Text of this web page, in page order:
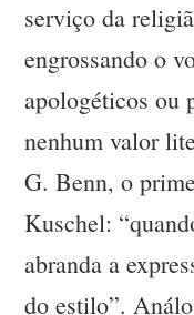
serviço da
engrossando o
apologéticos ou
nenhum valor
G. Benn, o
Kuschel:
abranda a
do estilo”.